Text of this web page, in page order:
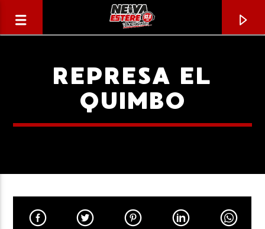
CANCIÓN ACTUAL
REPRESA EL
QUIMBO